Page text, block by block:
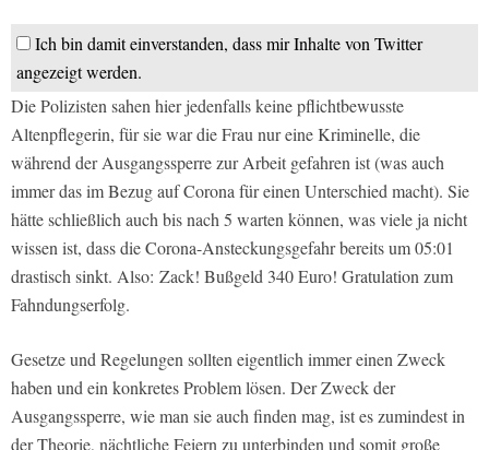
Ich bin damit einverstanden, dass mir Inhalte von Twitter
angezeigt werden.
Die Polizisten sahen hier jedenfalls keine pflichtbewusste
Altenpflegerin, für sie war die Frau nur eine Kriminelle, die
während der Ausgangssperre zur Arbeit gefahren ist (was auch
immer das im Bezug auf Corona für einen Unterschied macht). Sie
hätte schließlich auch bis nach 5 warten können, was viele ja nicht
wissen ist, dass die Corona-Ansteckungsgefahr bereits um 05:01
drastisch sinkt. Also: Zack! Bußgeld 340 Euro! Gratulation zum
Fahndungserfolg.
Gesetze und Regelungen sollten eigentlich immer einen Zweck
haben und ein konkretes Problem lösen. Der Zweck der
Ausgangssperre, wie man sie auch finden mag, ist es zumindest in
der Theorie, nächtliche Feiern zu unterbinden und somit große